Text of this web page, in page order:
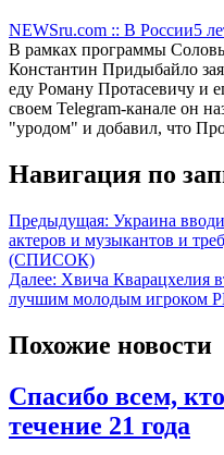
NEWSru.com :: В России5
В рамках программы
Константин Придыбайло
еду Роману Протасевичу и
своем Telegram-канале он
"уродом" и добавил, что
Навигация по
Предыдущая: Украина
актеров и музыкантов и
(СПИСОК)
Далее: Хвича Кварацхелия
лучшим молодым игроком
Похожие новости
Спасибо всем,
течение 21 года